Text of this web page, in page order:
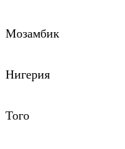
Мозамбик
Нигерия
Того